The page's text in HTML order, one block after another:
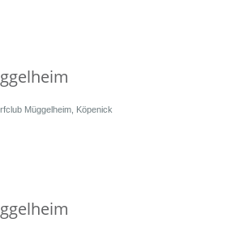
Müggelheim Köpenick